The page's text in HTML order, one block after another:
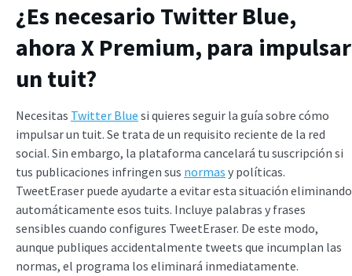
¿Es necesario Twitter Blue,
ahora X Premium, para impulsar
un tuit?
Necesitas Twitter Blue si quieres seguir la guía sobre cómo
impulsar un tuit. Se trata de un requisito reciente de la red
social. Sin embargo, la plataforma cancelará tu suscripción si
tus publicaciones infringen sus normas y políticas.
TweetEraser puede ayudarte a evitar esta situación eliminando
automáticamente esos tuits. Incluye palabras y frases
sensibles cuando configures TweetEraser. De este modo,
aunque publiques accidentalmente tweets que incumplan las
normas, el programa los eliminará inmediatamente.